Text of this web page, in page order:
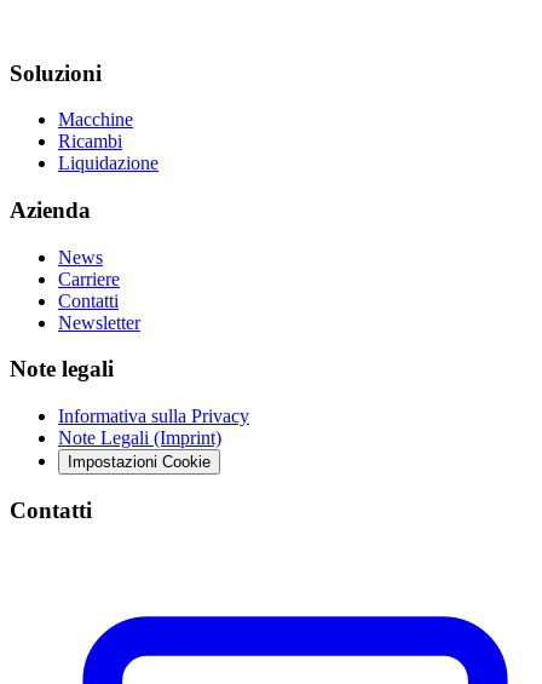
Soluzioni
Macchine
Ricambi
Liquidazione
Azienda
News
Carriere
Contatti
Newsletter
Note legali
Informativa sulla Privacy
Note Legali (Imprint)
Impostazioni Cookie
Contatti